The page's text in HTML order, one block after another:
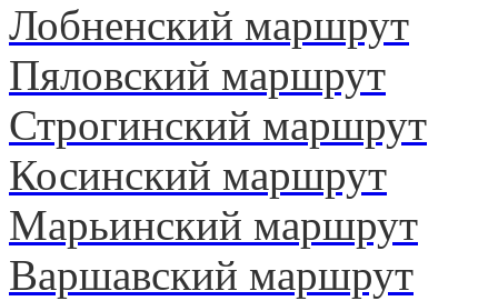
Лобненский маршрут
Пяловский маршрут
Строгинский маршрут
Косинский маршрут
Марьинский маршрут
Варшавский маршрут